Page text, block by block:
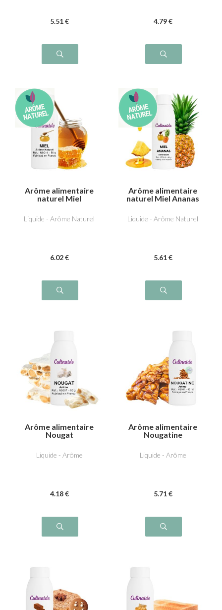
5.51 € 4.79 €
Arôme alimentaire
naturel Miel
Liquide - Arôme Naturel
6.02 €
Arôme alimentaire
naturel Miel Ananas
Liquide - Arôme Naturel
5.61 €
Arôme alimentaire
Nougat
Liquide - Arôme
4.18 €
Arôme alimentaire
Nougatine
Liquide - Arôme
5.71 €